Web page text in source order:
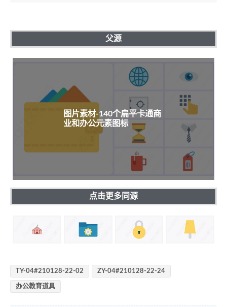
父源
图片素材-140个扁平卡通商
业和办公元素图标
点击更多同源
TY-04#210128-22-02 ZY-04#210128-22-24
办公教育道具